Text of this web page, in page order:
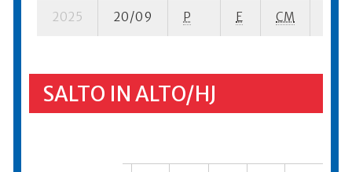
2025 20/09 P E CM
SALTO IN ALTO/HJ